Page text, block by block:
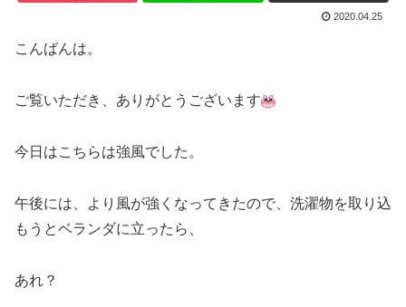
2020.04.25
こんばんは。
ご覧いただき、ありがとうございます
今日はこちらは強風でした。
午後には、より風が強くなってきたので、洗濯物を取り込
もうとベランダに立ったら、
あれ？